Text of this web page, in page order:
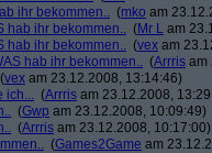
ihr bekommen.. (mko am
hab ihr bekommen.. (Mr L am
hab ihr bekommen.. (vex am
hab ihr bekommen.. (Arrris am
(vex am 23.12.2008, 13:14:46)
ich... (Arrris am 23.12.2008,
(Gwp am 23.12.2008, 10:09:49)
(Arrris am 23.12.2008, 10:17:00)
(Games2Game am